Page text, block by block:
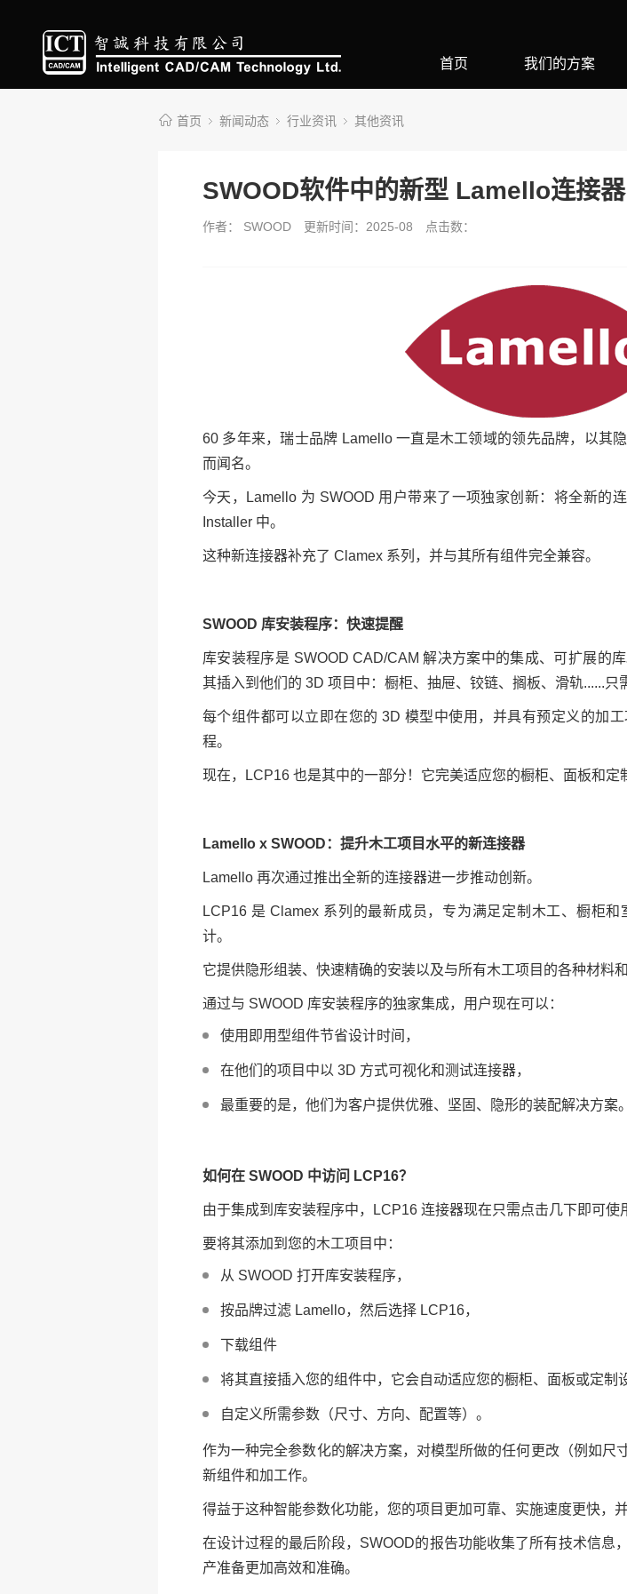
首页 我们的方案
首页 新闻动态 行业资讯 其他资讯
SWOOD软件中的新型 Lamello连接
作者： SWOOD 更新时间：2025-08 点击数：
60 多年来，瑞士品牌 Lamello 一直是木工领域的领先品牌，以其
而闻名。
今天，Lamello 为 SWOOD 用户带来了一项独家创新：将全新的
Installer 中。
这种新连接器补充了 Clamex 系列，并与其所有组件完全兼容。
SWOOD 库安装程序：快速提醒
库安装程序是 SWOOD CAD/CAM 解决方案中的集成、可扩展的
其插入到他们的 3D 项目中：橱柜、抽屉、铰链、搁板、滑轨......只
每个组件都可以立即在您的 3D 模型中使用，并具有预定义的加
程。
现在，LCP16 也是其中的一部分！它完美适应您的橱柜、面板和定
Lamello x SWOOD：提升木工项目水平的新连接器
Lamello 再次通过推出全新的连接器进一步推动创新。
LCP16 是 Clamex 系列的最新成员，专为满足定制木工、橱柜
计。
它提供隐形组装、快速精确的安装以及与所有木工项目的各种材料
通过与 SWOOD 库安装程序的独家集成，用户现在可以：
使用即用型组件节省设计时间，
在他们的项目中以 3D 方式可视化和测试连接器，
最重要的是，他们为客户提供优雅、坚固、隐形的装配解决方案。
如何在 SWOOD 中访问 LCP16？
由于集成到库安装程序中，LCP16 连接器现在只需点击几下即可使
要将其添加到您的木工项目中：
从 SWOOD 打开库安装程序，
按品牌过滤 Lamello，然后选择 LCP16，
下载组件
将其直接插入您的组件中，它会自动适应您的橱柜、面板或定制
自定义所需参数（尺寸、方向、配置等）。
作为一种完全参数化的解决方案，对模型所做的任何更改（例如尺
新组件和加工作。
得益于这种智能参数化功能，您的项目更加可靠、实施速度更快，
在设计过程的最后阶段，SWOOD的报告功能收集了所有技术信息
产准备更加高效和准确。